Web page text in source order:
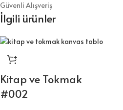
Güvenli Alışveriş
İlgili ürünler
Kitap ve Tokmak
#002